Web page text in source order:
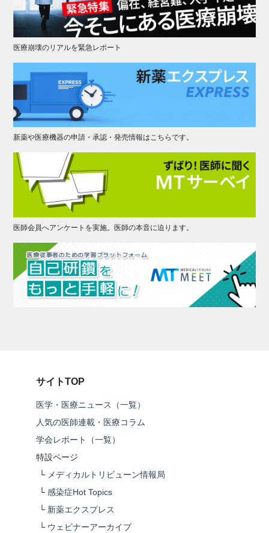
医療崩壊のリアルを緊急レポート
新薬や医療機器の申請・承認・発売情報はこちらです。
医師会員へアンケートを実施。医師の本音に迫ります。
サイトTOP
医学・医療ニュース（一覧）
人気の医師連載・医療コラム
学会レポート（一覧）
特設ページ
└ メディカルトリビューン情報局
└ 感染症Hot Topics
└ 新薬エクスプレス
└ ウェビナーアーカイブ